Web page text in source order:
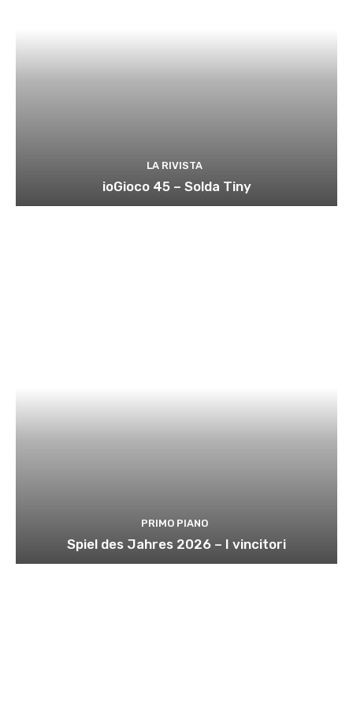
LA RIVISTA
ioGioco 45 – Solda Tiny
PRIMO PIANO
Spiel des Jahres 2026 – I vincitori